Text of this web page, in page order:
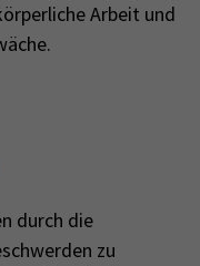
Arbeit und
durch die
zu